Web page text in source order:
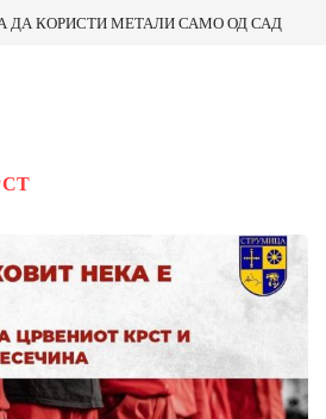
ДА КОРИСТИ МЕТАЛИ САМО ОД САД